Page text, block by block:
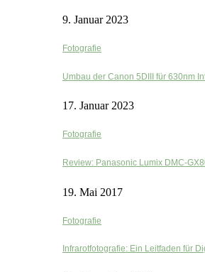
9. Januar 2023
Fotografie
Umbau der Canon 5DIII für 630nm
17. Januar 2023
Fotografie
Review: Panasonic Lumix DMC-
19. Mai 2017
Fotografie
Infrarotfotografie: Ein Leitfaden für